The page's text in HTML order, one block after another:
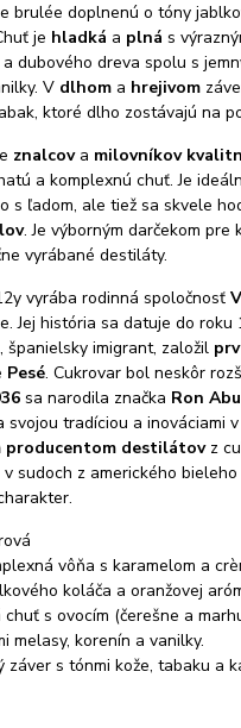
brulée doplnenú o tóny
je hladká a plná s
dubového dreva spolu s
V dlhom a hrejivom
ktoré dlho zostávajú na
znalcova milovníkov
a komplexnú chuť. Je
s ľadom, ale tiež sa skvele
. Je výborným darčekom pre
vyrábané destiláty.
vyrába rodinná spoločnosť
Jej história sa datuje do roku
, španielsky imigrant, založil
Pesé. Cukrovar bol neskôr
sa narodila značka Ron
svojou tradíciou a inováciami
producentom destilátovz
sudoch z amerického bieleho
vôňa s karamelom a
koláča a oranžovej
s ovocím (čerešne a
melasy, korenín a vanilky.
záver s tónmi kože, tabaku a